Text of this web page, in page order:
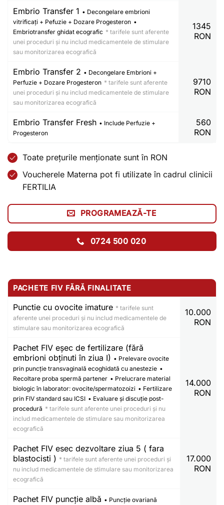
Embrio Transfer 1 • Decongelare embrioni
vitrificați + Pefuzie + Dozare Progesteron •
Embriotransfer ghidat ecografic * tarifele sunt aferente
unei proceduri și nu includ medicamentele de stimulare
sau monitorizarea ecografică
1345
RON
Embrio Transfer 2 • Decongelare Embrioni +
Perfuzie + Dozare Progesteron * tarifele sunt aferente
unei proceduri și nu includ medicamentele de stimulare
sau monitorizarea ecografică
9710
RON
Embrio Transfer Fresh • Include Perfuzie +
Progesteron
560
RON
Toate prețurile menționate sunt în RON
Voucherele Materna pot fi utilizate în cadrul clinicii
FERTILIA
PROGRAMEAZĂ-TE
0724 500 020
PACHETE FIV FĂRĂ FINALITATE
Punctie cu ovocite imature * tarifele sunt
aferente unei proceduri și nu includ medicamentele de
stimulare sau monitorizarea ecografică
10.000
RON
Pachet FIV eșec de fertilizare (fără
embrioni obținuti în ziua I) • Prelevare ovocite
prin puncție transvaginală ecoghidată cu anestezie •
Recoltare proba spermă partener • Prelucrare material
biologic în laborator: ovocite/spermatozoizi • Fertilizare
prin FIV standard sau ICSI • Evaluare și discuție post-
procedură * tarifele sunt aferente unei proceduri și nu
includ medicamentele de stimulare sau monitorizarea
ecografică
14.000
RON
Pachet FIV esec dezvoltare ziua 5 ( fara
blastocisti ) * tarifele sunt aferente unei proceduri și
nu includ medicamentele de stimulare sau monitorizarea
ecografică
17.000
RON
Pachet FIV puncție albă • Puncție ovariană